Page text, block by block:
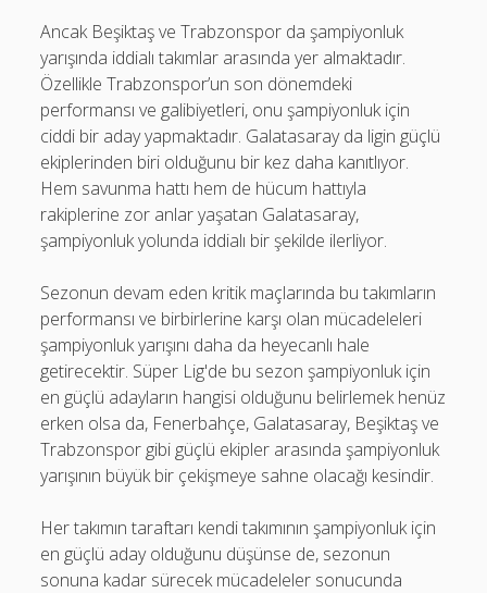
Ancak Beşiktaş ve Trabzonspor da şampiyonluk
yarışında iddialı takımlar arasında yer almaktadır.
Özellikle Trabzonspor’un son dönemdeki
performansı ve galibiyetleri, onu şampiyonluk için
ciddi bir aday yapmaktadır. Galatasaray da ligin güçlü
ekiplerinden biri olduğunu bir kez daha kanıtlıyor.
Hem savunma hattı hem de hücum hattıyla
rakiplerine zor anlar yaşatan Galatasaray,
şampiyonluk yolunda iddialı bir şekilde ilerliyor.
Sezonun devam eden kritik maçlarında bu takımların
performansı ve birbirlerine karşı olan mücadeleleri
şampiyonluk yarışını daha da heyecanlı hale
getirecektir. Süper Lig'de bu sezon şampiyonluk için
en güçlü adayların hangisi olduğunu belirlemek henüz
erken olsa da, Fenerbahçe, Galatasaray, Beşiktaş ve
Trabzonspor gibi güçlü ekipler arasında şampiyonluk
yarışının büyük bir çekişmeye sahne olacağı kesindir.
Her takımın taraftarı kendi takımının şampiyonluk için
en güçlü aday olduğunu düşünse de, sezonun
sonuna kadar sürecek mücadeleler sonucunda